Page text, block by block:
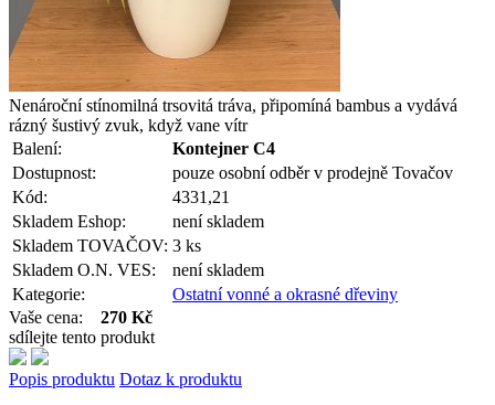
Nenároční stínomilná trsovitá tráva, připomíná bambus a vydává
rázný šustivý zvuk, když vane vítr
Balení:
Kontejner C4
Dostupnost:
pouze osobní odběr v prodejně Tovačov
Kód:
4331,21
Skladem Eshop:
není skladem
Skladem TOVAČOV: 3 ks
Skladem O.N. VES:
není skladem
Kategorie:
Ostatní vonné a okrasné dřeviny
Vaše cena: 270 Kč
sdílejte tento produkt
Popis produktu Dotaz k produktu